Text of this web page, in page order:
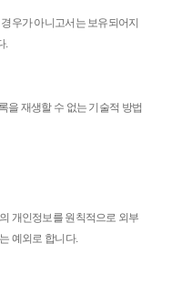
우가 아니고서는 보유되어지
.
을 재생할 수 없는 기술적 방법
개인정보를 원칙적으로 외부
예외로 합니다.